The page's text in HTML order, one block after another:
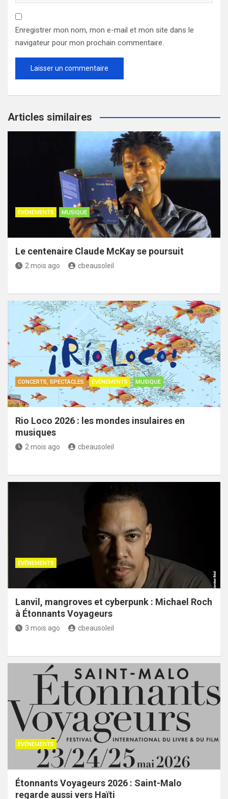
Enregistrer mon nom, mon e-mail et mon site dans le
navigateur pour mon prochain commentaire.
Articles similaires
ÉVÉNEMENTS MUSIQUE
Le centenaire Claude McKay se poursuit
2 mois ago cbeausoleil
CONCERTS, SPECTACLES ÉVÉNEMENTS MUSIQUE
Rio Loco 2026 : les mondes insulaires en
musiques
2 mois ago cbeausoleil
ÉVÉNEMENTS
Lanvil, mangroves et cyberpunk : Michael Roch
à Étonnants Voyageurs
3 mois ago cbeausoleil
ÉVÉNEMENTS
Étonnants Voyageurs 2026 : Saint-Malo
regarde aussi vers Haïti